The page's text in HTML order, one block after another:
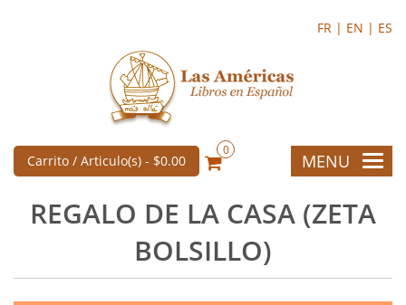
FR | EN | ES
Carrito / Articulo(s) - $0.00
0
MENU
REGALO DE LA CASA (ZETA
BOLSILLO)